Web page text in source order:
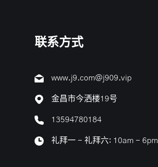
联系方式
www.j9.com@j909.vip
金昌市今洒楼19号
13594780184
礼拜一 - 礼拜六: 10am - 6pm